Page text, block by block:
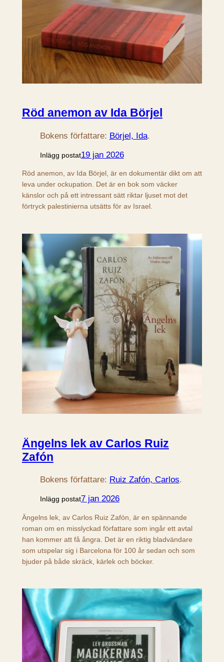
Röd anemon av Ida Börjel
Bokens författare: Börjel, Ida.
Inlägg postat19 jan 2026
Röd anemon, av Ida Börjel, är en dokumentär dikt om att
leva under ockupation. Det är en bok som väcker
känslor och på ett intressant sätt riktar ljuset mot det
förtryck palestinierna utsätts för av Israel.
Ängelns lek av Carlos Ruiz
Zafón
Bokens författare: Ruiz Zafón, Carlos.
Inlägg postat7 jan 2026
Ängelns lek, av Carlos Ruiz Zafón, är en spännande
roman om en misslyckad författare som ingår ett avtal
han kommer att få ångra. Det är en riktig bladvändare
som utspelar sig i Barcelona för 100 år sedan och som
bjuder på både skräck, kärlek och böcker.